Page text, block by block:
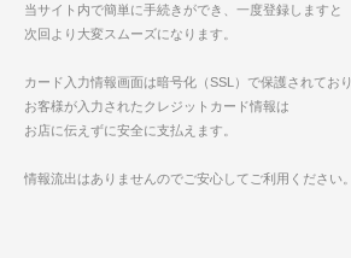
当サイト内で簡単に手続きができ、一度登録しますと
次回より大変スムーズになります。
カード入力情報画面は暗号化（SSL）で保護されており
お客様が入力されたクレジットカード情報は
お店に伝えずに安全に支払えます。
情報流出はありませんのでご安心してご利用ください。